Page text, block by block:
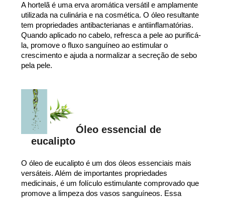
A hortelã é uma erva aromática versátil e amplamente
utilizada na culinária e na cosmética. O óleo resultante
tem propriedades antibacterianas e antiinflamatórias.
Quando aplicado no cabelo, refresca a pele ao purificá-
la, promove o fluxo sanguíneo ao estimular o
crescimento e ajuda a normalizar a secreção de sebo
pela pele.
Óleo essencial de
eucalipto
O óleo de eucalipto é um dos óleos essenciais mais
versáteis. Além de importantes propriedades
medicinais, é um folículo estimulante comprovado que
promove a limpeza dos vasos sanguíneos. Essa